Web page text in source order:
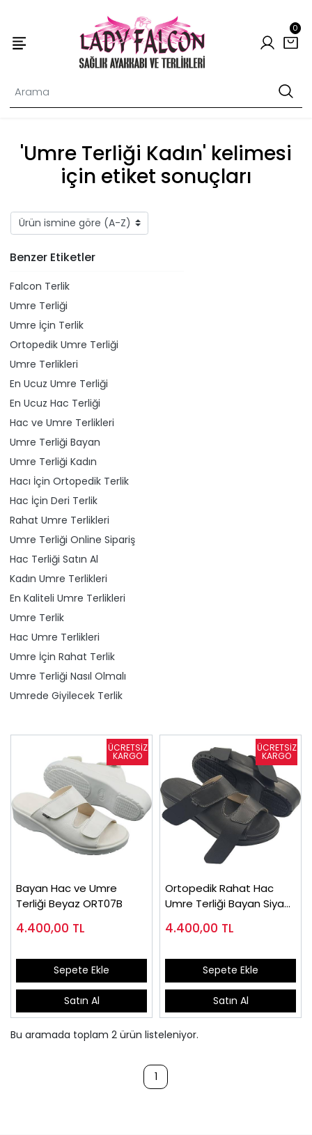
0
'Umre Terliği Kadın' kelimesi
için etiket sonuçları
Benzer Etiketler
Falcon Terlik
Umre Terliği
Umre İçin Terlik
Ortopedik Umre Terliği
Umre Terlikleri
En Ucuz Umre Terliği
En Ucuz Hac Terliği
Hac ve Umre Terlikleri
Umre Terliği Bayan
Umre Terliği Kadın
Hacı İçin Ortopedik Terlik
Hac İçin Deri Terlik
Rahat Umre Terlikleri
Umre Terliği Online Sipariş
Hac Terliği Satın Al
Kadın Umre Terlikleri
En Kaliteli Umre Terlikleri
Umre Terlik
Hac Umre Terlikleri
Umre İçin Rahat Terlik
Umre Terliği Nasıl Olmalı
Umrede Giyilecek Terlik
Bayan Hac ve Umre
Terliği Beyaz ORT07B
4.400,00 TL
Sepete Ekle
Satın Al
Ortopedik Rahat Hac
Umre Terliği Bayan Siyah
4.400,00 TL
Sepete Ekle
Satın Al
Bu aramada toplam 2 ürün listeleniyor.
1